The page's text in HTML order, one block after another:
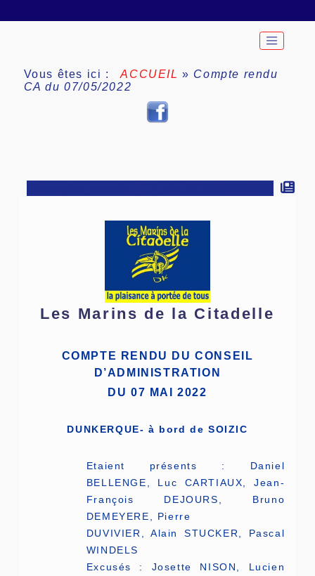
Vous êtes ici : ACCUEIL» Compte rendu
CA du 07/05/2022
Les Marins de la Citadelle
COMPTE RENDU DU CONSEIL
D’ADMINISTRATION
DU 07 MAI 2022
DUNKERQUE- à bord de SOIZIC
Etaient présents : Daniel
BELLENGE, Luc CARTIAUX, Jean-
François DEJOURS, Bruno
DEMEYERE, Pierre
DUVIVIER, Alain STUCKER, Pascal
WINDELS
Excusés : Josette NISON, Lucien